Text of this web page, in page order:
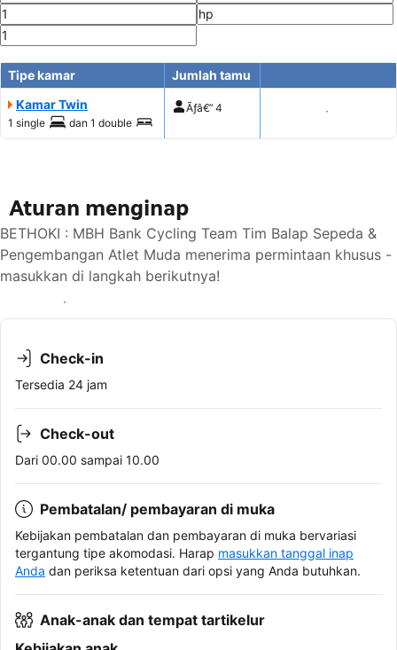
Tipe kamar
Jumlah tamu
Kamar Twin
1 single dan 1 double
Ãƒâ€” 4 Tampilkan harga
Aturan menginap
BETHOKI : MBH Bank Cycling Team Tim Balap Sepeda &
Pengembangan Atlet Muda menerima permintaan khusus -
masukkan di langkah berikutnya!
Lihat ketersediaan
Check-in
Tersedia 24 jam
Check-out
Dari 00.00 sampai 10.00
Pembatalan/ pembayaran di muka
Kebijakan pembatalan dan pembayaran di muka bervariasi
tergantung tipe akomodasi. Harap masukkan tanggal inap
Anda dan periksa ketentuan dari opsi yang Anda butuhkan.
Anak-anak dan tempat tartikelur